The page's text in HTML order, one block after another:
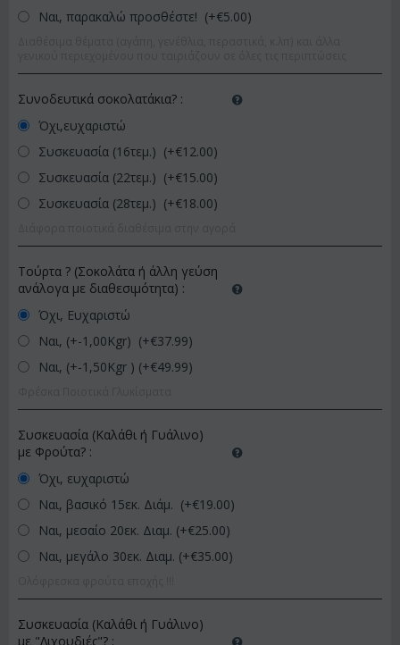
Ναι, παρακαλώ προσθέστε! (+€5.00)
Συνοδευτικά σοκολατάκια? :
Όχι,ευχαριστώ
Συσκευασία (16τεμ.) (+€12.00)
Συσκευασία (22τεμ.) (+€15.00)
Συσκευασία (28τεμ.) (+€18.00)
Τούρτα ? (Σοκολάτα ή άλλη γεύση
ανάλογα με διαθεσιμότητα) :
Όχι, Ευχαριστώ
Ναι, (+-1,00Kgr) (+€37.99)
Ναι, (+-1,50Kgr ) (+€49.99)
Συσκευασία (Καλάθι ή Γυάλινο)
με Φρούτα? :
Όχι, ευχαριστώ
Ναι, βασικό 15εκ. Διάμ. (+€19.00)
Ναι, μεσαίο 20εκ. Διαμ. (+€25.00)
Ναι, μεγάλο 30εκ. Διαμ. (+€35.00)
Συσκευασία (Καλάθι ή Γυάλινο)
με "Λιχουδιές"? :